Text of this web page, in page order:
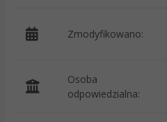
Zmodyfikowano:
Osoba
odpowiedzialna: